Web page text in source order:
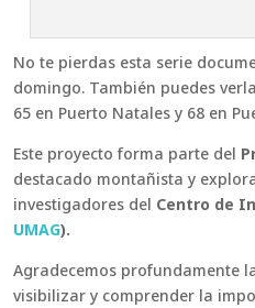
No te pierdas esta serie
domingo. También puedes
65 en Puerto Natales y 68 en
Este proyecto forma parte del
destacado montañista y
investigadores del Centro de
UMAG).
Agradecemos profundamente
visibilizar y comprender la